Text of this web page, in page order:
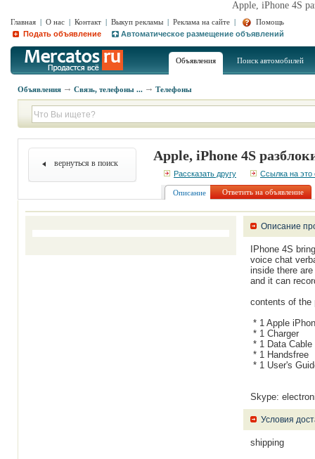
Apple, iPhone 4S
Главная | О нас | Контакт | Выкуп рекламы | Реклама на сайте |
Помощь
Подать объявление
Автоматическое размещение объявлений
Объявления Поиск автомобилей
Объявления Связь, телефоны ... Телефоны
вернуться в поиск Apple, iPhone 4S
Рассказать другу Ссылка на это
Описание Ответить на объявление
Описание
IPhone 4S
voice chat
inside there
and it can
contents of the
* 1 Apple
* 1 Charger
* 1 Data Cable
* 1 Handsfree
* 1 User's
Skype:
Условия
shipping